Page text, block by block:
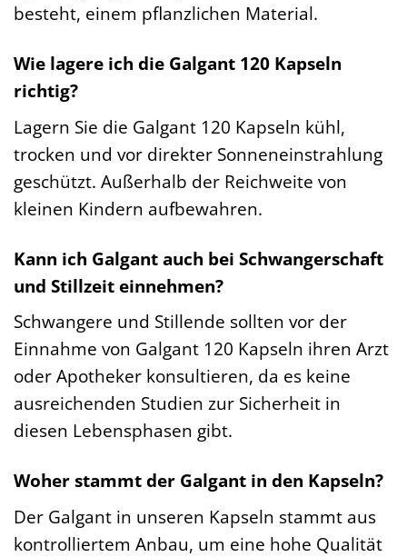
besteht, einem pflanzlichen Material.
Wie lagere ich die Galgant 120 Kapseln
richtig?
Lagern Sie die Galgant 120 Kapseln kühl,
trocken und vor direkter Sonneneinstrahlung
geschützt. Außerhalb der Reichweite von
kleinen Kindern aufbewahren.
Kann ich Galgant auch bei Schwangerschaft
und Stillzeit einnehmen?
Schwangere und Stillende sollten vor der
Einnahme von Galgant 120 Kapseln ihren Arzt
oder Apotheker konsultieren, da es keine
ausreichenden Studien zur Sicherheit in
diesen Lebensphasen gibt.
Woher stammt der Galgant in den Kapseln?
Der Galgant in unseren Kapseln stammt aus
kontrolliertem Anbau, um eine hohe Qualität